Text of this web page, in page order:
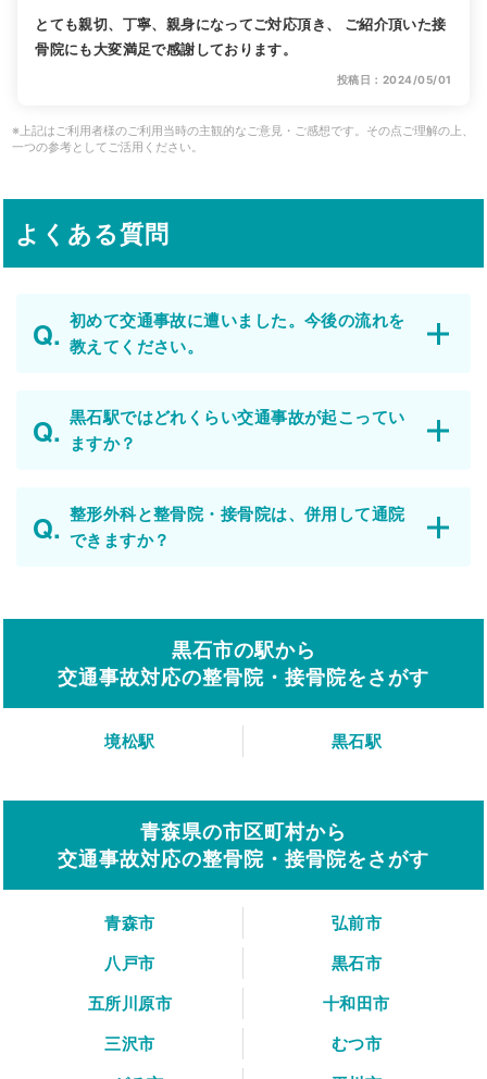
とても親切、丁寧、親身になってご対応頂き、 ご紹介頂いた接
骨院にも大変満足で感謝しております。
投稿日：2024/05/01
※上記はご利用者様のご利用当時の主観的なご意見・ご感想です。その点ご理解の上、
一つの参考としてご活用ください。
よくある質問
初めて交通事故に遭いました。今後の流れを
教えてください。
黒石駅ではどれくらい交通事故が起こってい
ますか？
整形外科と整骨院・接骨院は、併用して通院
できますか？
黒石市の駅から
交通事故対応の整骨院・接骨院をさがす
境松駅 黒石駅
青森県の市区町村から
交通事故対応の整骨院・接骨院をさがす
青森市
弘前市
八戸市
黒石市
五所川原市
十和田市
三沢市
むつ市